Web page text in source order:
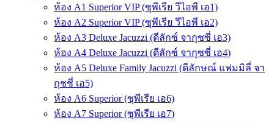
ห้อง A1 Superior VIP (ซุพีเรีย วีไอพี เอ1)
ห้อง A2 Superior VIP (ซุพีเรีย วีไอพี เอ2)
ห้อง A3 Deluxe Jacuzzi (ดีลักซ์ จากุซซี่ เอ3)
ห้อง A4 Deluxe Jacuzzi (ดีลักซ์ จากุซซี่ เอ4)
ห้อง A5 Deluxe Family Jacuzzi (ดีลักษณ์ แฟมมิลี่ จา
กุชชี่ เอ5)
ห้อง A6 Superior (ซุพีเรีย เอ6)
ห้อง A7 Superior (ซุพีเรีย เอ7)